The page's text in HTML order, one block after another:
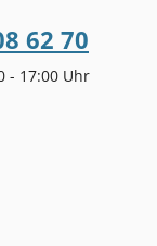
62 70
- 17:00 Uhr